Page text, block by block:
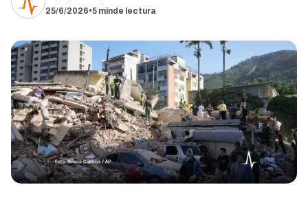
25/6/2026•5 minde lectura